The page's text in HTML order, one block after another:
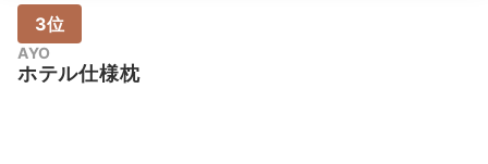
3位
AYO
ホテル仕様枕